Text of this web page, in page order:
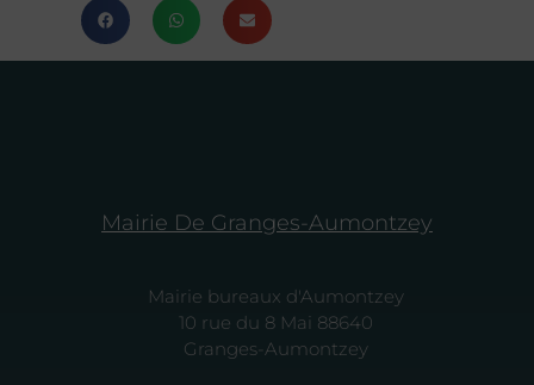
Mairie De Granges-Aumontzey
Mairie bureaux d'Aumontzey
10 rue du 8 Mai 88640
Granges-Aumontzey